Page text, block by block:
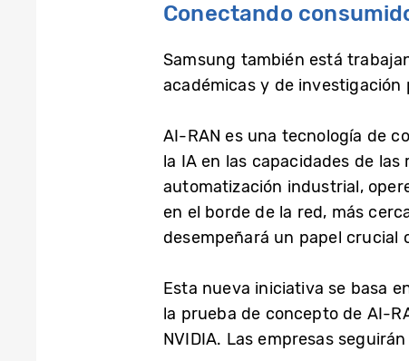
Conectando
Samsung también está
académicas y de investigación
AI-RAN es una tecnología de
la IA en las capacidades de
automatización industrial,
en el borde de la red, más
desempeñará un papel crucial
Esta nueva iniciativa se basa
la prueba de concepto de AI-
NVIDIA. Las empresas